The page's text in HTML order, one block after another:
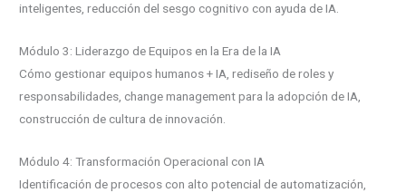
inteligentes, reducción del sesgo cognitivo con ayuda de IA.
Módulo 3: Liderazgo de Equipos en la Era de la IA
Cómo gestionar equipos humanos + IA, rediseño de roles y
responsabilidades, change management para la adopción de IA,
construcción de cultura de innovación.
Módulo 4: Transformación Operacional con IA
Identificación de procesos con alto potencial de automatización,